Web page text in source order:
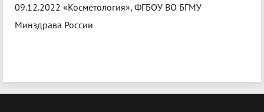
09.12.2022 «Косметология», ФГБОУ ВО БГМУ
Минздрава России